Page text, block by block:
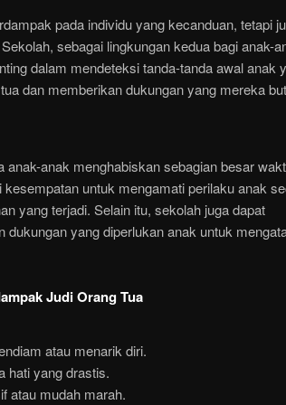
pada individu yang kecanduan, tetapi
sebagai lingkungan kedua bagi anak-
dalam mendeteksi tanda-tanda awal anak
dan memberikan dukungan yang mereka
anak-anak menghabiskan sebagian besar
untuk mengamati perilaku anak
yang terjadi. Selain itu, sekolah juga dapat
dukungan yang diperlukan anak untuk
Judi Orang Tua
atau menarik diri.
hati yang drastis.
atau mudah marah.